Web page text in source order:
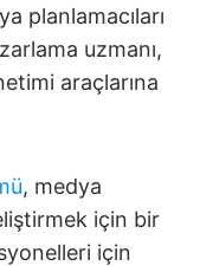
planlamacıları
uzmanı,
araçlarına
, medya
için bir
için